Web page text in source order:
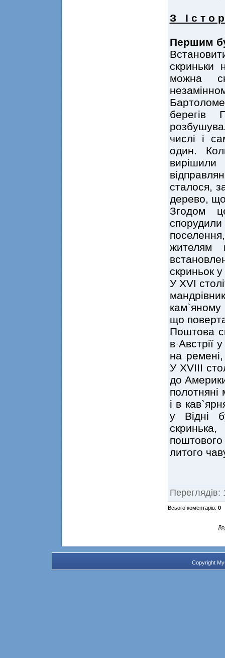
З І с т о р
Першим
скриньки
можна
берегів
числі і
один.
вирішили
сталося,
дерево,
Згодом
жителям
скриньок
У XVI
кам`яному
що
Поштова
в Австрії
на
У XVIII
до
полотняні
і в
у Відні
литого
Переглядів:
Всього коментарів: 0
Copyright